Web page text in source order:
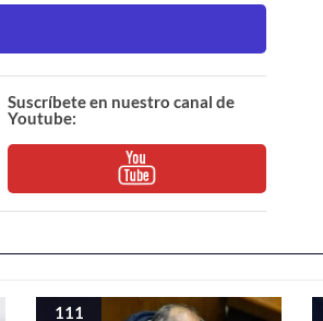
Suscríbete en nuestro canal de
Youtube:
111